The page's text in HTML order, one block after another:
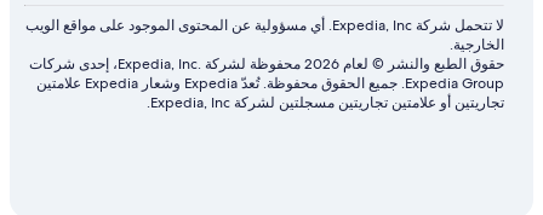
لا تتحمل شركة Expedia, Inc. أي مسؤولية عن المحتوى الموجود على مواقع الويب
الخارجية.
حقوق الطبع والنشر © لعام 2026 محفوظة لشركة .Expedia, Inc، إحدى شركات
Expedia Group. جميع الحقوق محفوظة. تُعدّ Expedia وشعار Expedia علامتين
تجاريتين أو علامتين تجاريتين مسجلتين لشركة Expedia, Inc.